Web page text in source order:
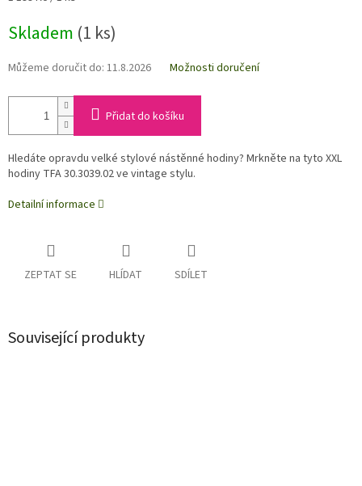
Skladem (1 ks)
Můžeme doručit do: 11.8.2026 Možnosti doručení
Přidat do košíku
Hledáte opravdu velké stylové nástěnné hodiny? Mrkněte na tyto XXL
hodiny TFA 30.3039.02 ve vintage stylu.
Detailní informace
ZEPTAT SE HLÍDAT SDÍLET
Související produkty